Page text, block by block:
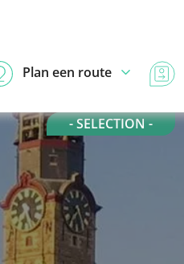
Plan een route
- SELECTION -